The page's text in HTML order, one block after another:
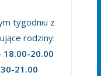
tygodniu z
rodziny:
18.00-20.00
21.00